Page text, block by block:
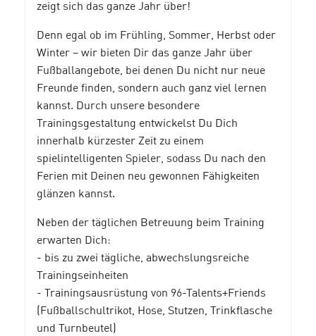
zeigt sich das ganze Jahr über!
Denn egal ob im Frühling, Sommer, Herbst oder
Winter – wir bieten Dir das ganze Jahr über
Fußballangebote, bei denen Du nicht nur neue
Freunde finden, sondern auch ganz viel lernen
kannst. Durch unsere besondere
Trainingsgestaltung entwickelst Du Dich
innerhalb kürzester Zeit zu einem
spielintelligenten Spieler, sodass Du nach den
Ferien mit Deinen neu gewonnen Fähigkeiten
glänzen kannst.
Neben der täglichen Betreuung beim Training
erwarten Dich:
- bis zu zwei tägliche, abwechslungsreiche
Trainingseinheiten
- Trainingsausrüstung von 96-Talents+Friends
(Fußballschultrikot, Hose, Stutzen, Trinkflasche
und Turnbeutel)